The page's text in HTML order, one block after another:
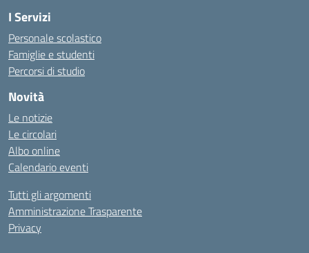
I Servizi
Personale scolastico
Famiglie e studenti
Percorsi di studio
Novità
Le notizie
Le circolari
Albo online
Calendario eventi
Tutti gli argomenti
Amministrazione Trasparente
Privacy